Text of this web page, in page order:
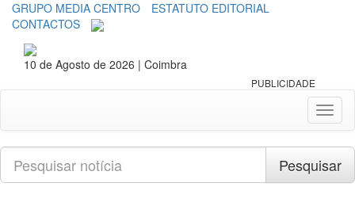
GRUPO MEDIA CENTRO
ESTATUTO EDITORIAL
CONTACTOS
10 de Agosto de 2026 | Coimbra
PUBLICIDADE
Pesquisar
Pesquisar